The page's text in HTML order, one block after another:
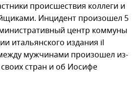
происшествия коллеги и
Инцидент произошел 5
центр коммуны
итальянского издания il
мужчинами произошел из-
стран и об Иосифе